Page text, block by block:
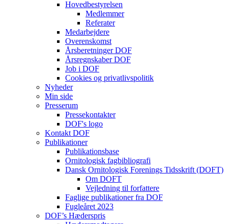
Hovedbestyrelsen
Medlemmer
Referater
Medarbejdere
Overenskomst
Årsberetninger DOF
Årsregnskaber DOF
Job i DOF
Cookies og privatlivspolitik
Nyheder
Min side
Presserum
Pressekontakter
DOF's logo
Kontakt DOF
Publikationer
Publikationsbase
Ornitologisk fagbibliografi
Dansk Ornitologisk Forenings Tidsskrift (DOFT)
Om DOFT
Vejledning til forfattere
Faglige publikationer fra DOF
Fugleåret 2023
DOF’s Hæderspris